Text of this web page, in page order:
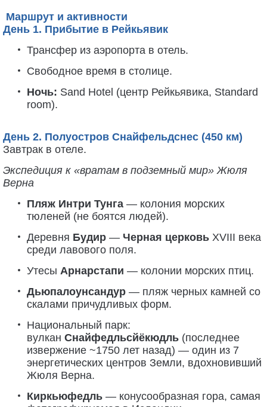
Маршрут и активности
День 1. Прибытие в Рейкьявик
Трансфер из аэропорта в отель.
Свободное время в столице.
Ночь: Sand Hotel (центр Рейкьявика, Standard
room).
День 2. Полуостров Снайфельдснес (450 км)
Завтрак в отеле.
Экспедиция к «вратам в подземный мир» Жюля
Верна
Пляж Интри Тунга — колония морских
тюленей (не боятся людей).
Деревня Будир — Черная церковь XVIII века
среди лавового поля.
Утесы Арнарстапи — колонии морских птиц.
Дьюпалоунсандур — пляж черных камней со
скалами причудливых форм.
Национальный парк:
вулкан Снайфедльсйёкюдль (последнее
извержение ~1750 лет назад) — один из 7
энергетических центров Земли, вдохновивший
Жюля Верна.
Киркьюфедль — конусообразная гора, самая